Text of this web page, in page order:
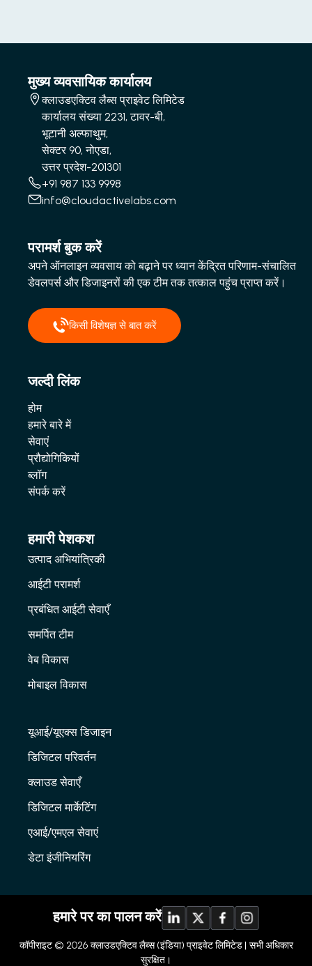
मुख्य व्यवसायिक कार्यालय
क्लाउडएक्टिव लैब्स प्राइवेट लिमिटेड
कार्यालय संख्या 2231, टावर-बी,
भूटानी अल्फाथुम,
सेक्टर 90, नोएडा,
उत्तर प्रदेश-201301
+91 987 133 9998
info@cloudactivelabs.com
परामर्श बुक करें
अपने ऑनलाइन व्यवसाय को बढ़ाने पर ध्यान केंद्रित परिणाम-संचालित
डेवलपर्स और डिजाइनरों की एक टीम तक तत्काल पहुंच प्राप्त करें।
किसी विशेषज्ञ से बात करें
जल्दी लिंक
होम
हमारे बारे में
सेवाएं
प्रौद्योगिकियों
ब्लॉग
संपर्क करें
हमारी पेशकश
उत्पाद अभियांत्रिकी
आईटी परामर्श
प्रबंधित आईटी सेवाएँ
समर्पित टीम
वेब विकास
मोबाइल विकास
यूआई/यूएक्स डिजाइन
डिजिटल परिवर्तन
क्लाउड सेवाएँ
डिजिटल मार्केटिंग
एआई/एमएल सेवाएं
डेटा इंजीनियरिंग
हमारे पर का पालन करें
कॉपीराइट © 2026 क्लाउडएक्टिव लैब्स (इंडिया) प्राइवेट लिमिटेड | सभी अधिकार
सुरक्षित।